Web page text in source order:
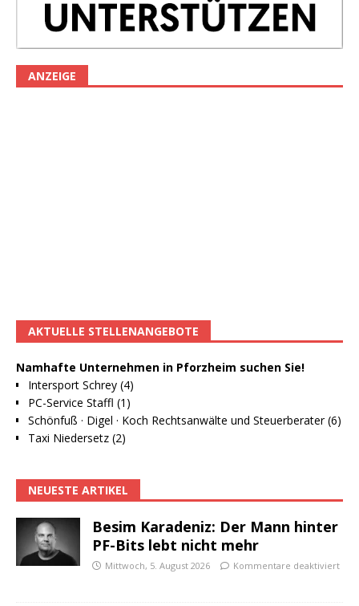
ANZEIGE
AKTUELLE STELLENANGEBOTE
Namhafte Unternehmen in Pforzheim suchen Sie!
Intersport Schrey (4)
PC-Service Staffl (1)
Schönfuß · Digel · Koch Rechtsanwälte und Steuerberater (6)
Taxi Niedersetz (2)
NEUESTE ARTIKEL
Besim Karadeniz: Der Mann hinter
PF-Bits lebt nicht mehr
Mittwoch, 5. August 2026 Kommentare deaktiviert